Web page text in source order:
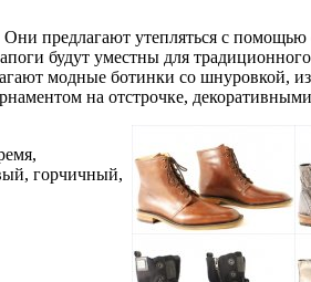
Они предлагают утепляться с помощью
будут уместны для
модные ботинки со шнуровкой,
на отстрочке,
горчичный,